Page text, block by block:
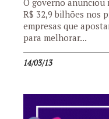
O governo anunciou
R$ 32,9 bilhões nos
empresas que
para melhorar...
14/03/13